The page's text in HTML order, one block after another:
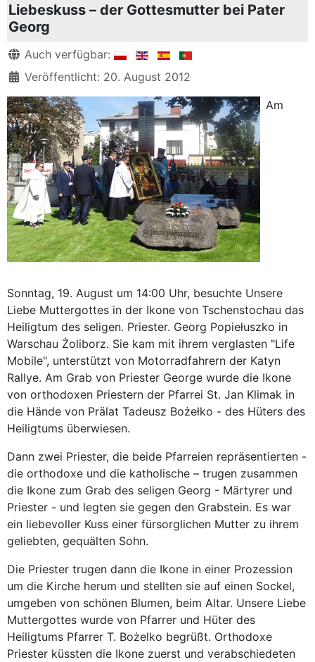
Liebeskuss – der Gottesmutter bei Pater
Georg
DetailsAuch verfügbar:
Veröffentlicht: 20. August 2012
Am
Sonntag, 19. August um 14:00 Uhr, besuchte Unsere
Liebe Muttergottes in der Ikone von Tschenstochau das
Heiligtum des seligen. Priester. Georg Popiełuszko in
Warschau Żoliborz. Sie kam mit ihrem verglasten "Life
Mobile", unterstützt von Motorradfahrern der Katyn
Rallye. Am Grab von Priester George wurde die Ikone
von orthodoxen Priestern der Pfarrei St. Jan Klimak in
die Hände von Prälat Tadeusz Bożełko - des Hüters des
Heiligtums überwiesen.
Dann zwei Priester, die beide Pfarreien repräsentierten -
die orthodoxe und die katholische – trugen zusammen
die Ikone zum Grab des seligen Georg - Märtyrer und
Priester - und legten sie gegen den Grabstein. Es war
ein liebevoller Kuss einer fürsorglichen Mutter zu ihrem
geliebten, gequälten Sohn.
Die Priester trugen dann die Ikone in einer Prozession
um die Kirche herum und stellten sie auf einen Sockel,
umgeben von schönen Blumen, beim Altar. Unsere Liebe
Muttergottes wurde von Pfarrer und Hüter des
Heiligtums Pfarrer T. Bożelko begrüßt. Orthodoxe
Priester küssten die Ikone zuerst und verabschiedeten